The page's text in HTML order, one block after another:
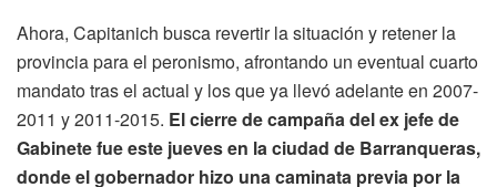
Ahora, Capitanich busca revertir la situación y retener la
provincia para el peronismo, afrontando un eventual cuarto
mandato tras el actual y los que ya llevó adelante en 2007-
2011 y 2011-2015. El cierre de campaña del ex jefe de
Gabinete fue este jueves en la ciudad de Barranqueras,
donde el gobernador hizo una caminata previa por la